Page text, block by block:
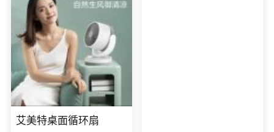
艾美特桌面循环扇